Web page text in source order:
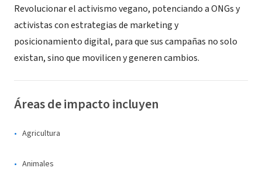
Revolucionar el activismo vegano, potenciando a ONGs y
activistas con estrategias de marketing y
posicionamiento digital, para que sus campañas no solo
existan, sino que movilicen y generen cambios.
Áreas de impacto incluyen
Agricultura
Animales